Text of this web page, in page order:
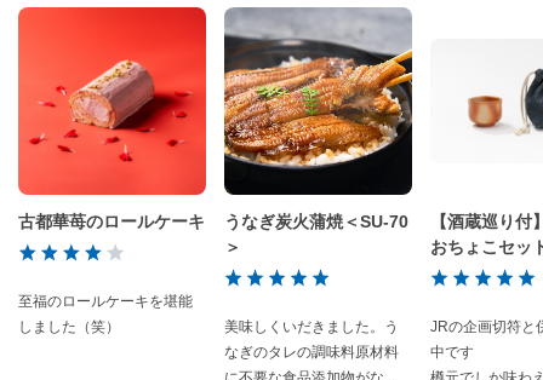
古都華苺のロールケーキ
至福のロールケーキを堪能
しました（笑）
うなぎ炭火蒲焼＜SU-70
＞
美味しくいだきました。う
なぎのタレの調味料原材料
【酒蔵巡り付
おちょこセッ
窯）
JRの企画切符と
中です